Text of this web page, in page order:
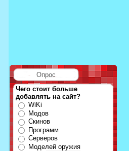
Опрос
Чего стоит больше
добавлять на сайт?
WiKi
Модов
Скинов
Программ
Серверов
Моделей оружия